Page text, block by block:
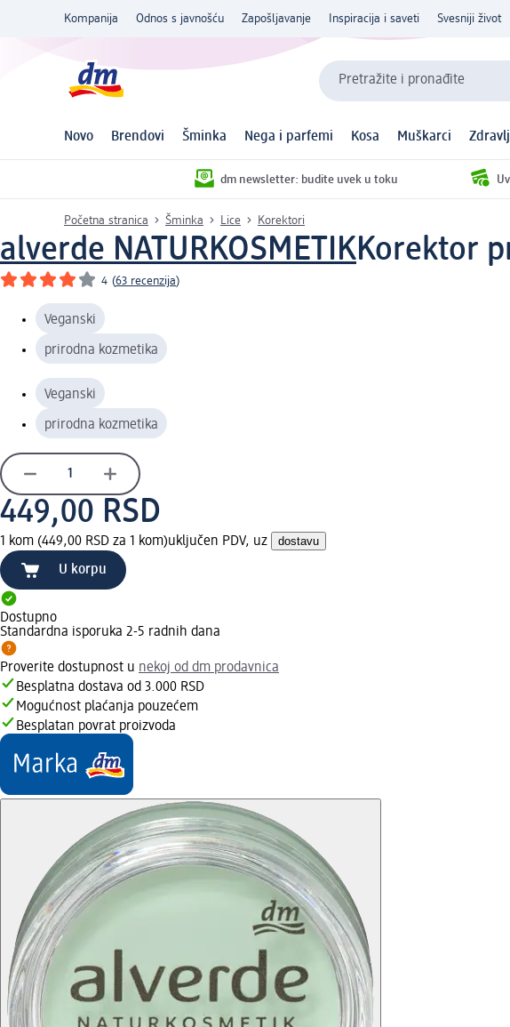
Kompanija Odnos s javnošću Zapošljavanje Inspiracija i saveti Svesniji život
Pretražite i pronađite
Novo Brendovi Šminka Nega i parfemi Kosa Muškarci
dm newsletter: budite uvek u toku
Početna stranica Šminka Lice Korektori
alverde NATURKOSMETIKKorektor
4 (63 recenzija)
Veganski
prirodna kozmetika
Veganski
prirodna kozmetika
449,00 RSD
1 kom (449,00 RSD za 1 kom)uključen PDV, uz dostavu
U korpu
Dostupno
Standardna isporuka 2-5 radnih dana
Proverite dostupnost u nekoj od dm prodavnica
Besplatna dostava od 3.000 RSD
Mogućnost plaćanja pouzećem
Besplatan povrat proizvoda